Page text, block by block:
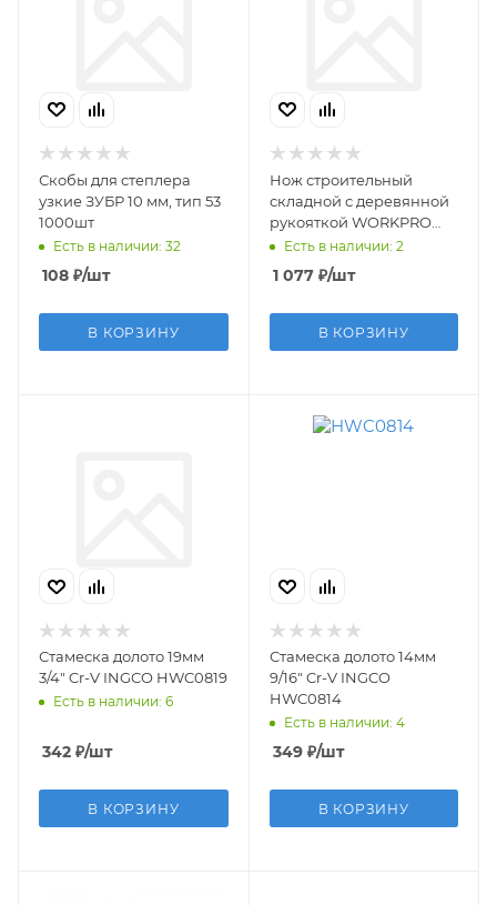
Скобы для степлера
узкие ЗУБР 10 мм, тип 53
1000шт
Есть в наличии: 32
108 ₽/шт
В КОРЗИНУ
Нож строительный
складной с деревянной
рукояткой WORKPRO
(трапецевидные лезвия)
Есть в наличии: 2
1 077₽/шт
В КОРЗИНУ
Стамеска долото 19мм
3/4" Cr-V INGCO HWC0819
Есть в наличии: 6
342 ₽/шт
В КОРЗИНУ
Стамеска долото 14мм
9/16" Cr-V INGCO
HWC0814
Есть в наличии: 4
349₽/шт
В КОРЗИНУ